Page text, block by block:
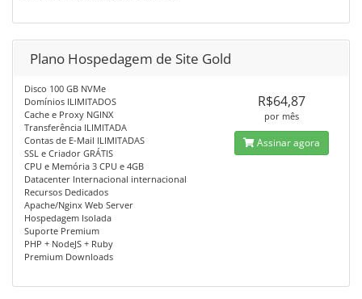
Plano Hospedagem de Site Gold
Disco 100 GB NVMe
Domínios ILIMITADOS
Cache e Proxy NGINX
Transferência ILIMITADA
Contas de E-Mail ILIMITADAS
SSL e Criador GRÁTIS
CPU e Memória 3 CPU e 4GB
Datacenter Internacional internacional
Recursos Dedicados
Apache/Nginx Web Server
Hospedagem Isolada
Suporte Premium
PHP + NodeJS + Ruby
Premium Downloads
R$64,87
por mês
Assinar agora